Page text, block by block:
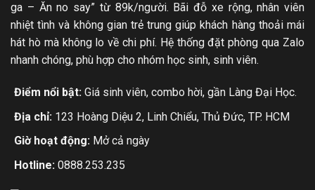
ga – Ăn no say” từ 89k/người. Bãi đỗ xe rộng, nhân viên
nhiệt tình và không gian trẻ trung giúp khách hàng thoải mái
hát hò mà không lo về chi phí. Hệ thống đặt phòng qua Zalo
nhanh chóng, phù hợp cho nhóm học sinh, sinh viên.
Điểm nổi bật:Giá sinh viên, combo hời, gần Làng Đại Học.
Địa chỉ: 123 Hoàng Diệu 2, Linh Chiểu, Thủ Đức, TP. HCM
Giờ hoạt động:Mở cả ngày
Hotline: 0888.253.235